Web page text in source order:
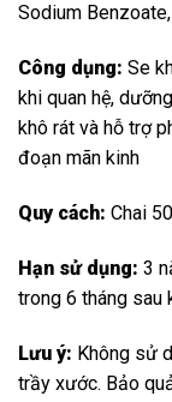
Sodium
Công dụng: Se
khi quan hệ,
khô rát và hỗ trợ
đoạn mãn kinh
Quy cách: Chai
Hạn sử dụng: 3
trong 6 tháng sau
Lưu ý: Không sử
trầy xước. Bảo